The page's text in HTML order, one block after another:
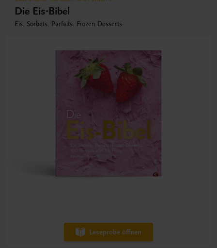
Die Eis-Bibel
Eis. Sorbets. Parfaits. Frozen Desserts.
Leseprobe öffnen